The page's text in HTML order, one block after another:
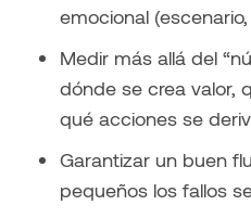
emocional
Medir más allá del
dónde se crea valor,
qué acciones se
Garantizar un buen
pequeños los fallos